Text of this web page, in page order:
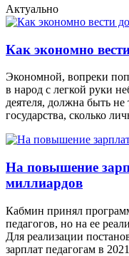
Актуально
Как экономно
Экономной, вопреки
в народ с легкой руки
деятеля, должна быть не
государства, сколько
На повышение
миллиардов
Кабмин принял
педагогов, но на ее
Для реализации
зарплат педагогам в 2021